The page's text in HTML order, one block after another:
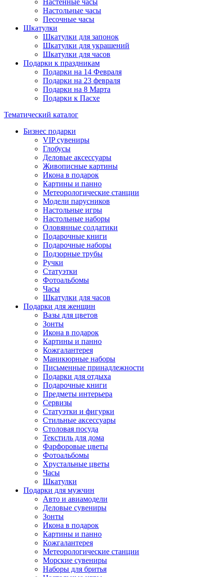
Настенные часы
Настольные часы
Песочные часы
Шкатулки
Шкатулки для запонок
Шкатулки для украшений
Шкатулки для часов
Подарки к праздникам
Подарки на 14 Февраля
Подарки на 23 февраля
Подарки на 8 Марта
Подарки к Пасхе
Тематический каталог
Бизнес подарки
VIP сувениры
Глобусы
Деловые аксессуары
Живописные картины
Икона в подарок
Картины и панно
Метеорологические станции
Модели парусников
Настольные игры
Настольные наборы
Оловянные солдатики
Подарочные книги
Подарочные наборы
Подзорные трубы
Ручки
Статуэтки
Фотоальбомы
Часы
Шкатулки для часов
Подарки для женщин
Вазы для цветов
Зонты
Икона в подарок
Картины и панно
Кожгалантерея
Маникюрные наборы
Письменные принадлежности
Подарки для отдыха
Подарочные книги
Предметы интерьера
Сервизы
Статуэтки и фигурки
Стильные аксессуары
Столовая посуда
Текстиль для дома
Фарфоровые цветы
Фотоальбомы
Хрустальные цветы
Часы
Шкатулки
Подарки для мужчин
Авто и авиамодели
Деловые сувениры
Зонты
Икона в подарок
Картины и панно
Кожгалантерея
Метеорологические станции
Морские сувениры
Наборы для бритья